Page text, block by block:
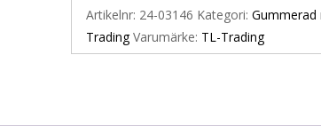
Artikelnr: 24-03146 Kategori:Gummerad
Trading Varumärke: TL-Trading